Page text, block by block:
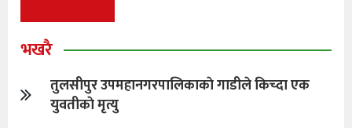
भखरै
तुलसीपुर उपमहानगरपालिकाकाे गाडीले किच्दा एक
युवतीकाे मृत्यु